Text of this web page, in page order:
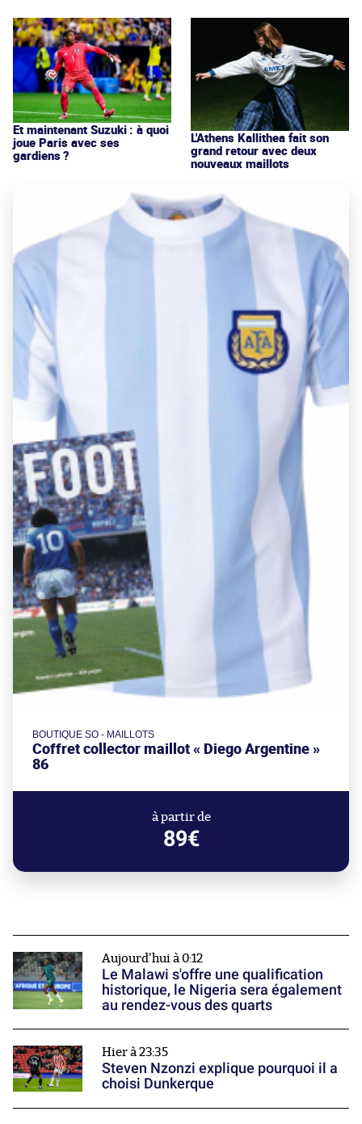
Et maintenant Suzuki : à quoi
joue Paris avec ses
gardiens ?
L'Athens Kallithea fait son
grand retour avec deux
nouveaux maillots
BOUTIQUE SO - MAILLOTS
Coffret collector maillot « Diego Argentine »
86
à partir de
89€
Aujourd'hui à 0:12
Le Malawi s'offre une qualification
historique, le Nigeria sera également
au rendez-vous des quarts
Hier à 23:35
Steven Nzonzi explique pourquoi il a
choisi Dunkerque